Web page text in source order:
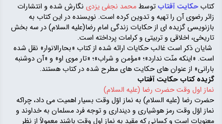
کتاب حکایت آفتاب توسط محمد نجفی یزدی نگارش شده و انتشارات
زائر رضوی آن را تهیه و تدوین کرده است. نویسنده در این کتاب به
بازنویسی گزیده ای از حکایات زندگی امام رضا(علیه السلام) در سه بخش
تاریخی، اخلاقی و تربیتی و کرامات پرداخته است.
شایان ذکر است غالب حکایات ارائه شده از کتاب «بحارالانوار» نقل شده
است. «اینکه منّت ندارد»؛ «مؤمن و شراب»؛ «تار موی او» و «آن دوشنبه
بارانی» از عنوان های حکایت های مطرح شده در کتاب هستند.
گزیده کتاب حکایت آفتاب
نماز اول وقت حضرت رضا (علیه السلام)
حضرت رضا (علیه السلام) به نماز اوّل وقت بسیار اهمیت می داد، چراکه
نماز اوّل وقت رمز هوشیاری و دینداری و توجه فرد مسلمان به خداوند و
معنویات است و کسانی که مقید به نماز اول وقت باشند معمولاً از نظر